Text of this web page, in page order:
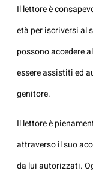
Il lettore è
età per iscriversi al
possono accedere
essere assistiti ed
genitore.
Il lettore è
attraverso il suo
da lui autorizzati.